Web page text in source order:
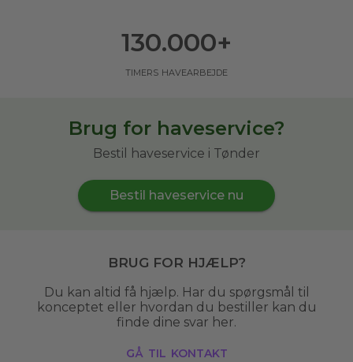
timers havearbejde
130.000+
Brug for haveservice?
Bestil haveservice i Tønder
Bestil haveservice nu
Brug for hjælp?
Du kan altid få hjælp. Har du spørgsmål til
konceptet eller hvordan du bestiller kan du
finde dine svar her.
gå til kontakt